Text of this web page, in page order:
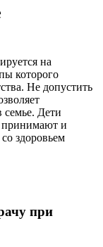
на
которого
Не допустить
семье. Дети
принимают и
здоровьем
при